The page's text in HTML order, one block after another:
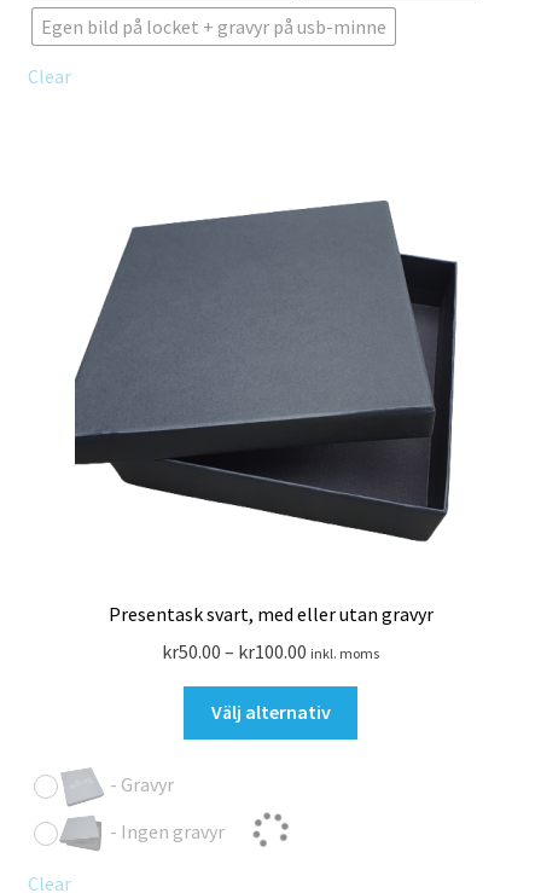
kan
väljas
Egen bild på locket + gravyr på usb-minne
Clear
Presentask svart, med eller utan gravyr
kr50.00 – kr100.00 inkl. moms
Välj alternativ
- Gravyr
- Ingen gravyr
Clear